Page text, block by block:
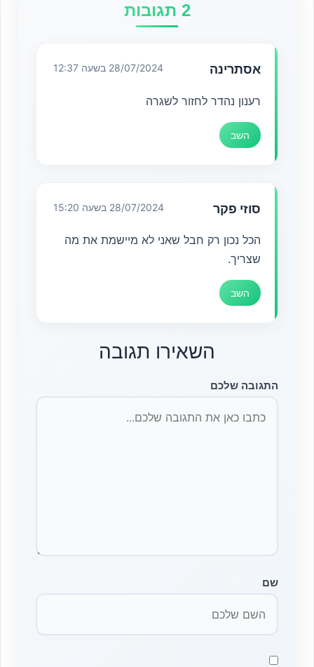
2 תגובות
אסתרינה 28/07/2024 בשעה 12:37
רענון נהדר לחזור לשגרה
השב
סוזי פקר 28/07/2024 בשעה 15:20
הכל נכון רק חבל שאני לא מיישמת את מה
שצריך.
השב
השאירו תגובה
התגובה שלכם
שם